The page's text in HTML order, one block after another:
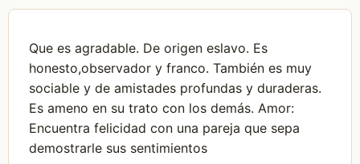
Que es agradable. De origen eslavo. Es
honesto,observador y franco. También es muy
sociable y de amistades profundas y duraderas.
Es ameno en su trato con los demás. Amor:
Encuentra felicidad con una pareja que sepa
demostrarle sus sentimientos